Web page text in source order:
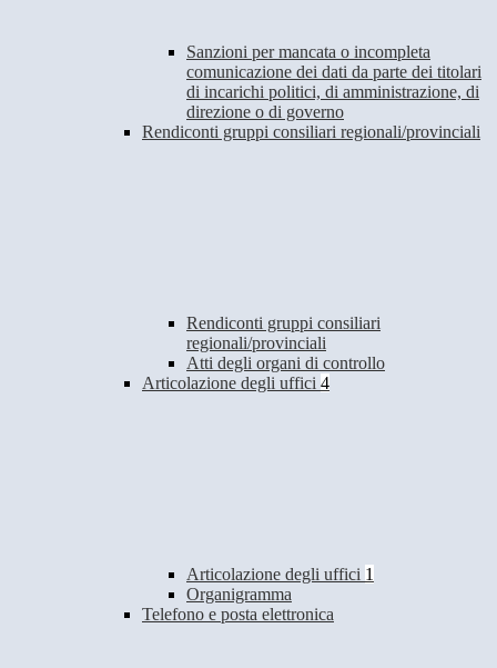
Sanzioni per mancata o incompleta
comunicazione dei dati da parte dei titolari
di incarichi politici, di amministrazione, di
direzione o di governo
Rendiconti gruppi consiliari regionali/provinciali
Rendiconti gruppi consiliari
regionali/provinciali
Atti degli organi di controllo
Articolazione degli uffici 4
Articolazione degli uffici 1
Organigramma
Telefono e posta elettronica